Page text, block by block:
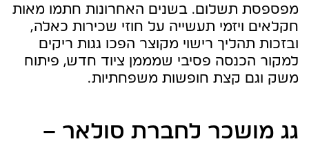
מפספסת תשלום. בשנים האחרונות חתמו מאות
חקלאים ויזמי תעשייה על חוזי שכירות כאלה,
ובזכות תהליך רישוי מקוצר הפכו גגות ריקים
למקור הכנסה פסיבי שמממן ציוד חדש, פיתוח
משק וגם קצת חופשות משפחתיות.
גג מושכר לחברת סולאר –